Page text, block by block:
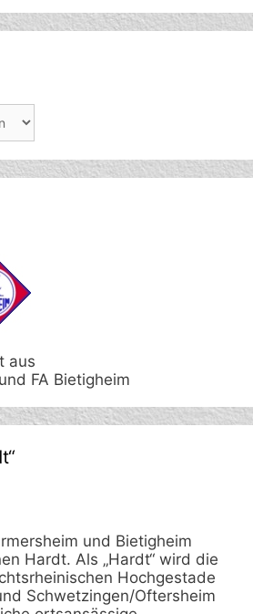
aus
FA Bietigheim
und Bietigheim
Hardt. Als „Hardt“ wird die
Hochgestade
Schwetzingen/Oftersheim